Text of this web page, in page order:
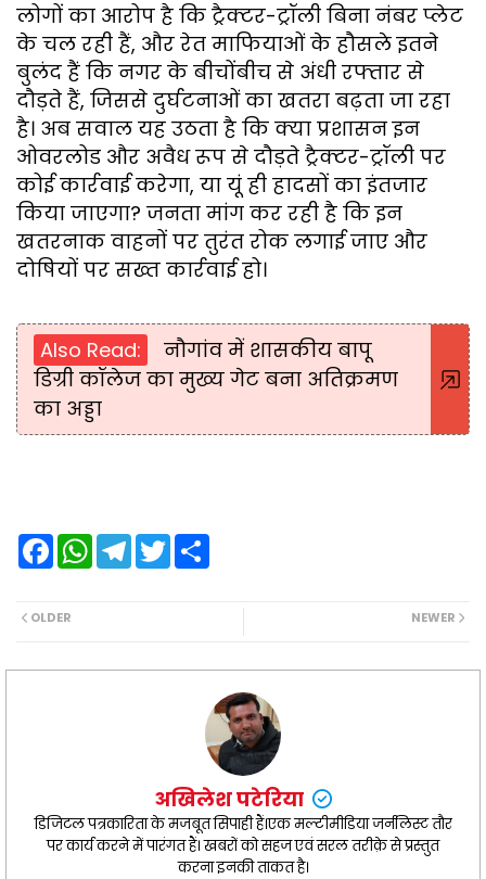
लोगों का आरोप है कि ट्रैक्टर-ट्रॉली बिना नंबर प्लेट
के चल रही हैं, और रेत माफियाओं के हौसले इतने
बुलंद हैं कि नगर के बीचोंबीच से अंधी रफ्तार से
दौड़ते हैं, जिससे दुर्घटनाओं का खतरा बढ़ता जा रहा
है। अब सवाल यह उठता है कि क्या प्रशासन इन
ओवरलोड और अवैध रूप से दौड़ते ट्रैक्टर-ट्रॉली पर
कोई कार्रवाई करेगा, या यूं ही हादसों का इंतजार
किया जाएगा? जनता मांग कर रही है कि इन
खतरनाक वाहनों पर तुरंत रोक लगाई जाए और
दोषियों पर सख्त कार्रवाई हो।
Also Read:
नौगांव में शासकीय बापू
डिग्री कॉलेज का मुख्य गेट बना अतिक्रमण
का अड्डा
F
a
b
o
W
T
e
T
w
NEWER
OLDER
अखिलेश पटेरिया
डिजिटल पत्रकारिता के मजबूत सिपाही हैं।एक मल्टीमीडिया जर्नलिस्ट तौर
पर कार्य करने में पारंगत हैं। खबरों को सहज एवं सरल तरीक़े से प्रस्तुत
करना इनकी ताकत है।